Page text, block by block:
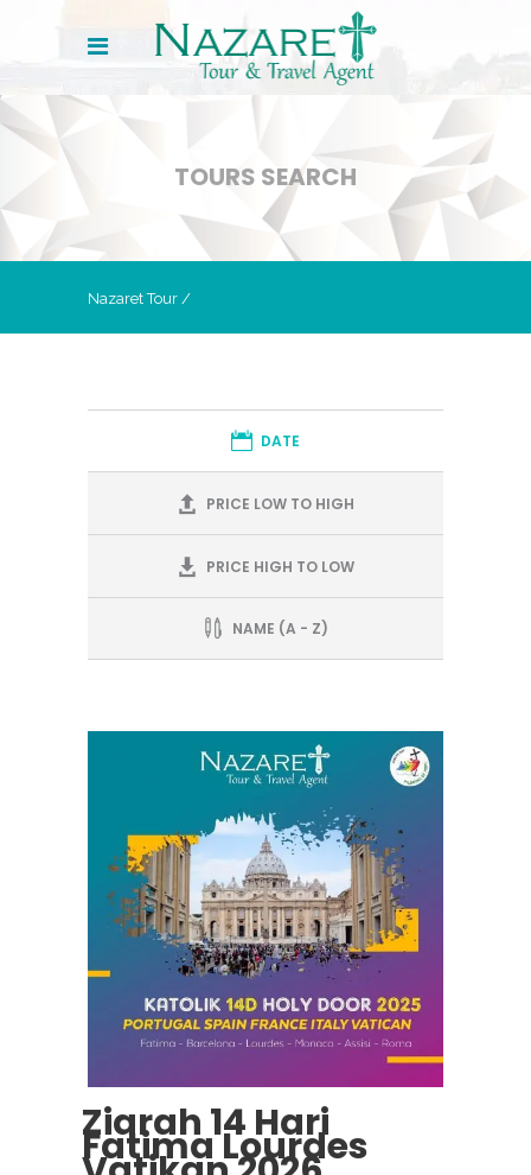
TOURS SEARCH
Nazaret Tour /
DATE
PRICE LOW TO HIGH
PRICE HIGH TO LOW
NAME (A - Z)
Ziarah 14 Hari
Fatima Lourdes